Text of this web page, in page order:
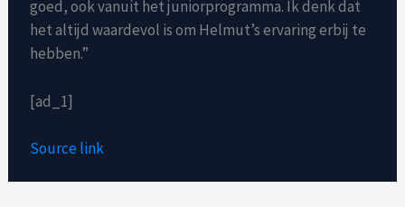
goed, ook vanuit het juniorprogramma. Ik denk dat
het altijd waardevol is om Helmut’s ervaring erbij te
hebben.”
[ad_1]
Source link